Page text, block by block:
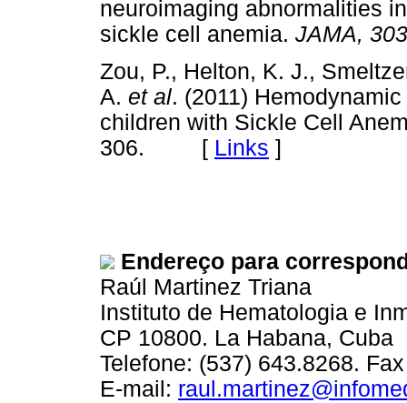
neuroimaging abnormalities
sickle cell anemia. JAMA, 303
Zou, P., Helton, K. J.,
A. et al. (2011)
children with Sickle Cell
306. [ Links ]
Endereço para
Raúl Martinez Triana
Instituto de Hematologia e
CP 10800. La Habana, Cuba
Telefone: (537) 643.8268.
E-mail: